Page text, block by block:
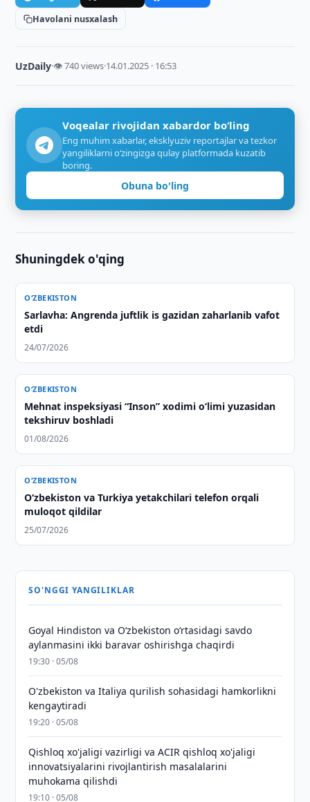
Havolani nusxalash
UzDaily·👁 740 views·14.01.2025 · 16:53
Voqealar rivojidan xabardor bo‘ling
Eng muhim xabarlar, eksklyuziv reportajlar va tezkor
yangiliklarni o‘zingizga qulay platformada kuzatib
boring.
Obuna bo'ling
Shuningdek o'qing
O‘ZBEKISTON
Sarlavha: Angrenda juftlik is gazidan zaharlanib vafot
etdi
24/07/2026
O‘ZBEKISTON
Mehnat inspeksiyasi “Inson” xodimi o‘limi yuzasidan
tekshiruv boshladi
01/08/2026
O‘ZBEKISTON
Oʻzbekiston va Turkiya yetakchilari telefon orqali
muloqot qildilar
25/07/2026
SO'NGGI YANGILIKLAR
Goyal Hindiston va Oʻzbekiston oʻrtasidagi savdo
aylanmasini ikki baravar oshirishga chaqirdi
19:30 · 05/08
O'zbekiston va Italiya qurilish sohasidagi hamkorlikni
kengaytiradi
19:20 · 05/08
Qishloq xo'jaligi vazirligi va ACIR qishloq xo'jaligi
innovatsiyalarini rivojlantirish masalalarini
muhokama qilishdi
19:10 · 05/08